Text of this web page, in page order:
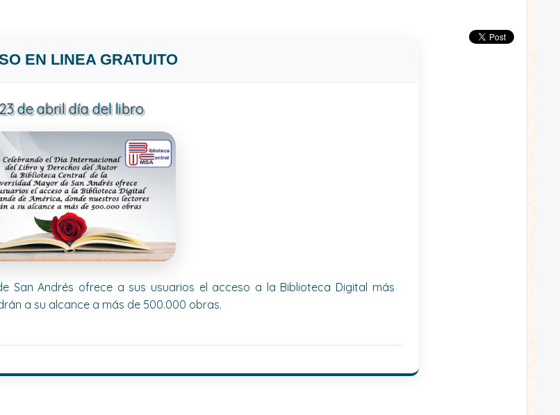
EN LINEA GRATUITO
de abril día del libro
San Andrés ofrece a sus usuarios el acceso a la Biblioteca Digital más
a su alcance a más de 500.000 obras.